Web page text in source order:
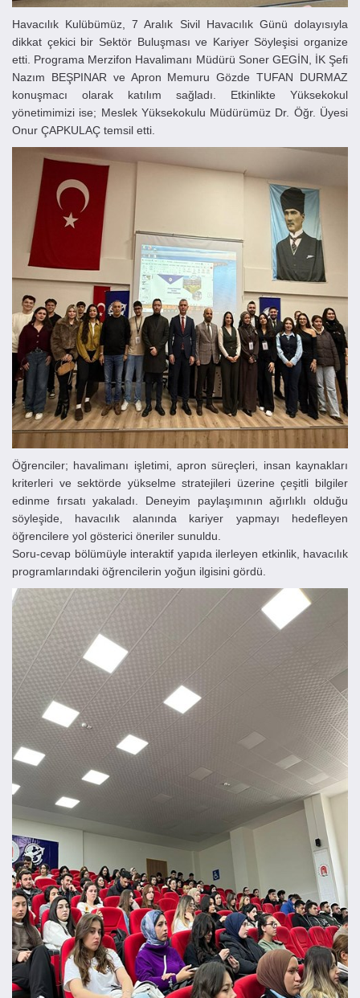
Havacılık Kulübümüz, 7 Aralık Sivil Havacılık Günü dolayısıyla
dikkat çekici bir Sektör Buluşması ve Kariyer Söyleşisi organize
etti. Programa Merzifon Havalimanı Müdürü Soner GEGİN, İK Şefi
Nazım BEŞPINAR ve Apron Memuru Gözde TUFAN DURMAZ
konuşmacı olarak katılım sağladı. Etkinlikte Yüksekokul
yönetimimizi ise; Meslek Yüksekokulu Müdürümüz Dr. Öğr. Üyesi
Onur ÇAPKULAÇ temsil etti.
Öğrenciler; havalimanı işletimi, apron süreçleri, insan kaynakları
kriterleri ve sektörde yükselme stratejileri üzerine çeşitli bilgiler
edinme fırsatı yakaladı. Deneyim paylaşımının ağırlıklı olduğu
söyleşide, havacılık alanında kariyer yapmayı hedefleyen
öğrencilere yol gösterici öneriler sunuldu.
Soru-cevap bölümüyle interaktif yapıda ilerleyen etkinlik, havacılık
programlarındaki öğrencilerin yoğun ilgisini gördü.